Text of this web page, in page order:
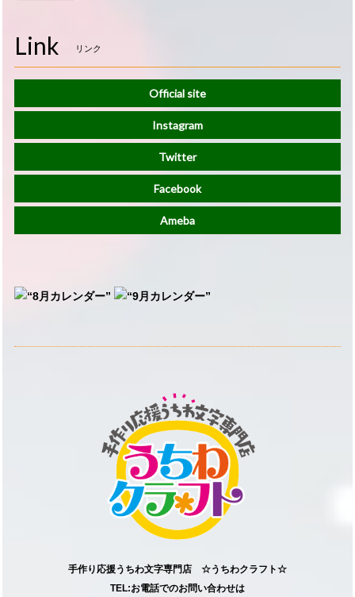
Link リンク
Official site
Instagram
Twitter
Facebook
Ameba
手作り応援うちわ文字専門店 ☆うちわクラフト☆
TEL:お電話でのお問い合わせは